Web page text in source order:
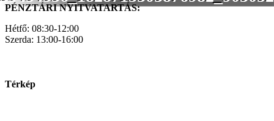
PÉNZTÁRI NYITVATARTÁS:
Hétfő: 08:30-12:00
Szerda: 13:00-16:00
Térkép